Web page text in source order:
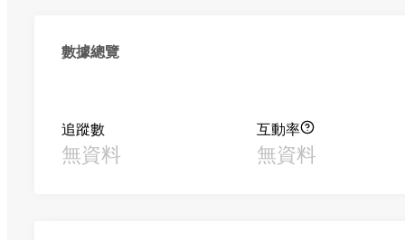
數據總覽
追蹤數
無資料
互動率
無資料